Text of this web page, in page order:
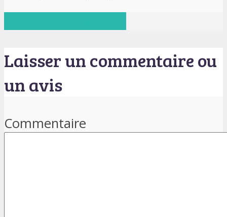
Laisser un commentaire ou
un avis
Commentaire